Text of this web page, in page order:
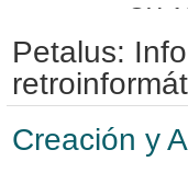
un epson QX-
Nuevo
plus). Con
vídeo
hack alguno.
Petalus:
Creación y